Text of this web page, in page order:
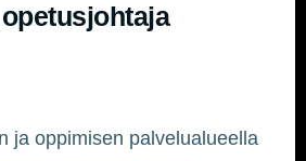
ja oppimisen palvelualueella